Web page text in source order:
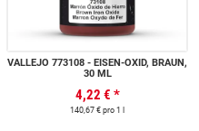
VALLEJO 773108 - EISEN-OXID, BRAUN,
30 ML
4,22 € *
140,67 € pro 1 l